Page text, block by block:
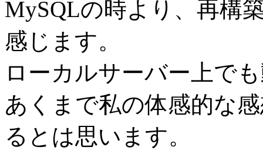
MySQLの時より、再構
感じます。
ローカルサーバー上で
あくまで私の体感的な
るとは思います。